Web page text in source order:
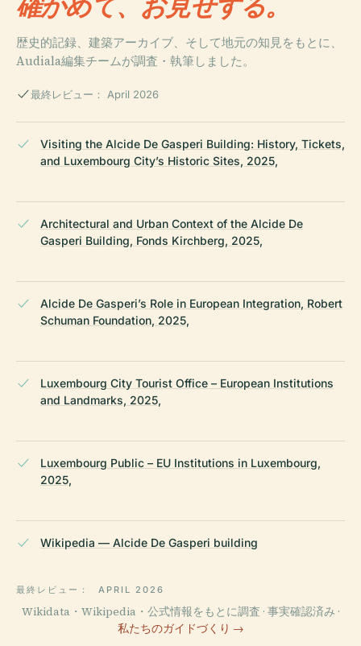
歴史的記録、建築アーカイブ、そして地元の知見をもとに、
Audiala編集チームが調査・執筆しました。
最終レビュー： April 2026
Visiting the Alcide De Gasperi Building: History, Tickets,
and Luxembourg City’s Historic Sites, 2025,
Architectural and Urban Context of the Alcide De
Gasperi Building, Fonds Kirchberg, 2025,
Alcide De Gasperi’s Role in European Integration, Robert
Schuman Foundation, 2025,
Luxembourg City Tourist Office – European Institutions
and Landmarks, 2025,
Luxembourg Public – EU Institutions in Luxembourg,
2025,
Wikipedia — Alcide De Gasperi building
最終レビュー： APRIL 2026
Wikidata・Wikipedia・公式情報をもとに調査 · 事実確認済み ·
私たちのガイドづくり →